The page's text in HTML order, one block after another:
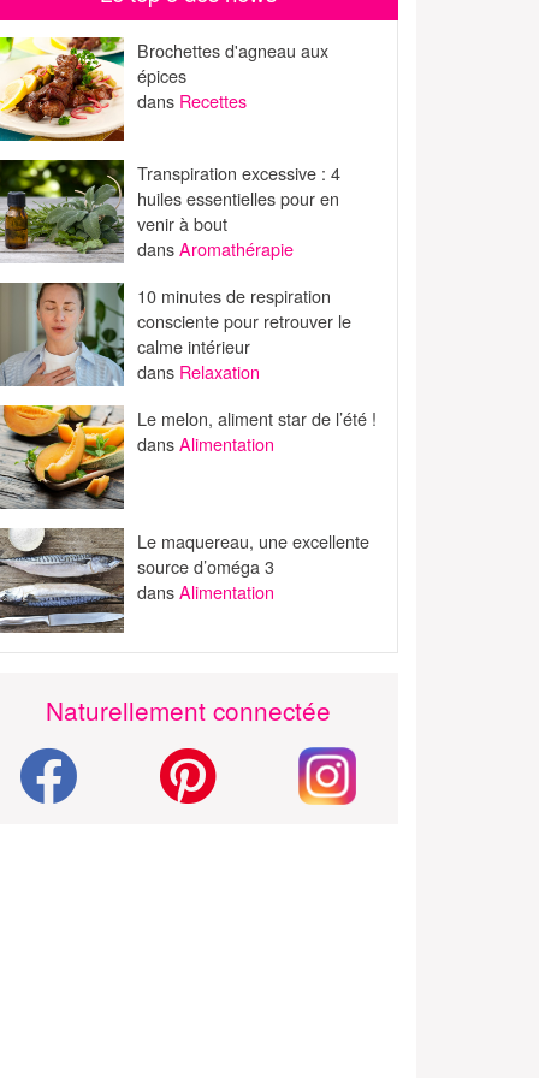
Brochettes d'agneau aux
épices
dans Recettes
Transpiration excessive : 4
huiles essentielles pour en
venir à bout
dansAromathérapie
10 minutes de respiration
consciente pour retrouver le
calme intérieur
dans Relaxation
Le melon, aliment star de l’été !
dansAlimentation
Le maquereau, une excellente
source d’oméga 3
dansAlimentation
Naturellement connectée